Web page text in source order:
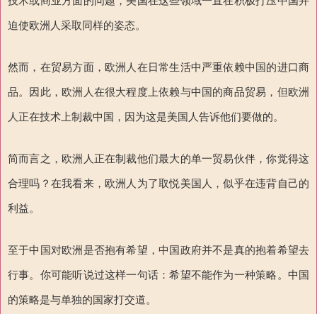
迫使欧洲人采取同样的姿态。
然而，在贸易方面，欧洲人在日常生活中严重依赖中国的进口商
品。因此，欧洲人在很大程度上依赖与中国的商品贸易，但欧洲
人正在技术上制裁中国，因为这是美国人告诉他们要做的。
简而言之，欧洲人正在制裁他们最大的单一贸易伙伴，你觉得这
合理吗？在我看来，欧洲人为了取悦美国人，似乎在违背自己的
利益。
至于中国对欧洲是否抱有希望，中国政府并不是真的抱着希望去
行事。你可能听说过这样一句话：希望不能作为一种策略。中国
的策略是与单独的国家打交道。